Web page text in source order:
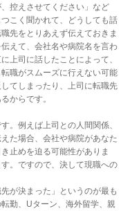
控えさせてください」など
こく聞かれて、どうしても話
先をとりあえず伝えておきま
えて、会社名や病院名を言わ
上司に話したことによって、
職がスムーズに行えない可能
てしまったり、上司に転職先
からです。
。例えば上司との人間関係、
た場合、会社や病院があなた
止めを迫る可能性がありま
。ですので、決して現職への
が決まった」というのが最も
勤、Uターン、海外留学、親